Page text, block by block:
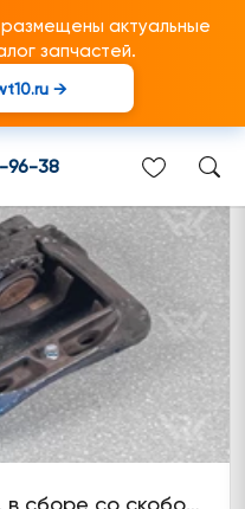
актуальные
запчастей.
→
96-38
Суппорт тормозной лев. в сборе со скобой (6 серия)